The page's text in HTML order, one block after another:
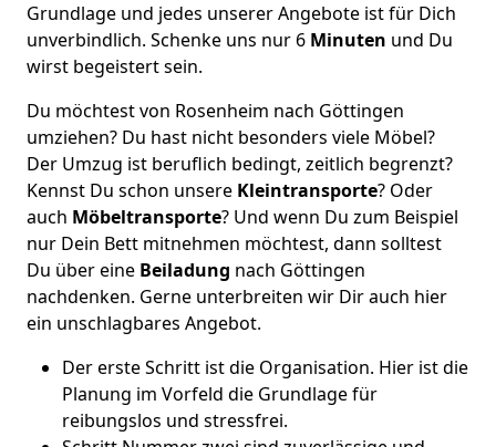
Grundlage und jedes unserer Angebote ist für Dich
unverbindlich. Schenke uns nur 6 Minuten und Du
wirst begeistert sein.
Du möchtest von Rosenheim nach Göttingen
umziehen? Du hast nicht besonders viele Möbel?
Der Umzug ist beruflich bedingt, zeitlich begrenzt?
Kennst Du schon unsere Kleintransporte? Oder
auch Möbeltransporte? Und wenn Du zum Beispiel
nur Dein Bett mitnehmen möchtest, dann solltest
Du über eine Beiladung nach Göttingen
nachdenken. Gerne unterbreiten wir Dir auch hier
ein unschlagbares Angebot.
Der erste Schritt ist die Organisation. Hier ist die
Planung im Vorfeld die Grundlage für
reibungslos und stressfrei.